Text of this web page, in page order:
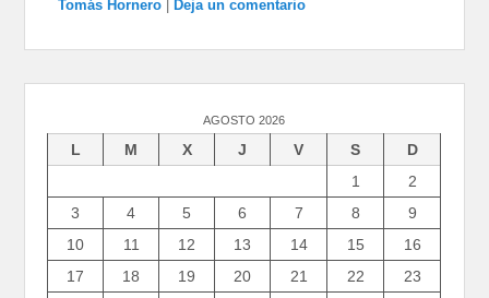
Tomás Hornero
Deja un comentario
AGOSTO 2026
L M X J V S
D
1
2
3
4 5 6 7 8
9
10
11 12 13 14 15
16
17
18 19 20 21 22
23